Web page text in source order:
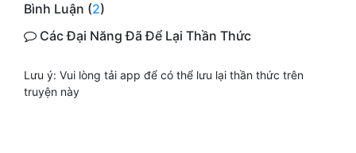
Bình Luận (2)
Các Đại Năng Đã Để Lại Thần Thức
Lưu ý: Vui lòng tải app để có thể lưu lại thần thức trên
truyện này